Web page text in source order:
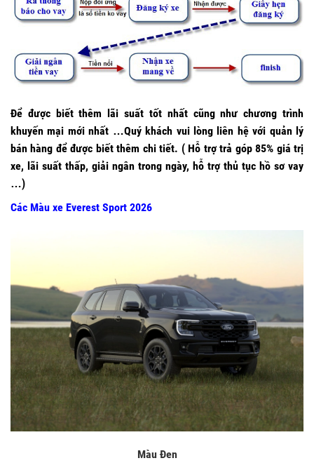
Để được biết thêm lãi suất tốt nhất cũng như chương trình
khuyến mại mới nhất …Quý khách vui lòng liên hệ với quản lý
bán hàng để được biết thêm chi tiết. ( Hỗ trợ trả góp 85% giá trị
xe, lãi suất thấp, giải ngân trong ngày, hỗ trợ thủ tục hồ sơ vay
…)
Các Màu xe Everest Sport 2026
Màu Đen